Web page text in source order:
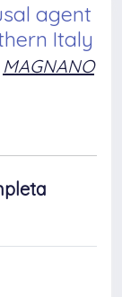
agent
Italy
MAGNANO